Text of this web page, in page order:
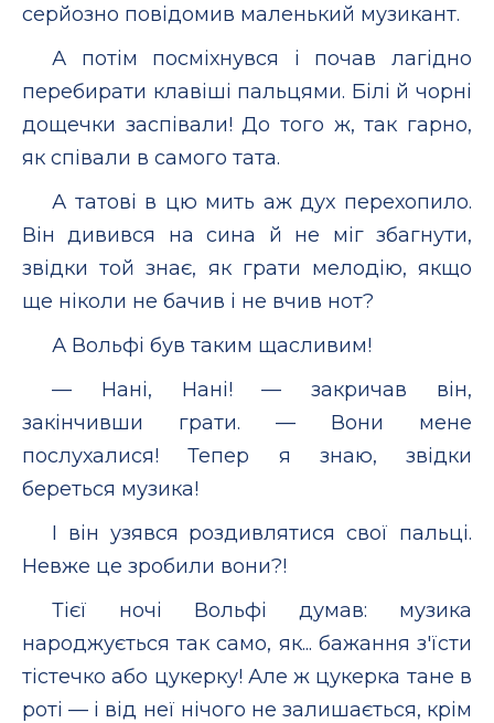
серйозно повідомив маленький музикант.
А потім посміхнувся і почав лагідно
перебирати клавіші пальцями. Білі й чорні
дощечки заспівали! До того ж, так гарно,
як співали в самого тата.
А татові в цю мить аж дух перехопило.
Він дивився на сина й не міг збагнути,
звідки той знає, як грати мелодію, якщо
ще ніколи не бачив і не вчив нот?
А Вольфі був таким щасливим!
— Нані, Нані! — закричав він,
закінчивши грати. — Вони мене
послухалися! Тепер я знаю, звідки
береться музика!
І він узявся роздивлятися свої пальці.
Невже це зробили вони?!
Тієї ночі Вольфі думав: музика
народжується так само, як... бажання з'їсти
тістечко або цукерку! Але ж цукерка тане в
роті — і від неї нічого не залишається, крім